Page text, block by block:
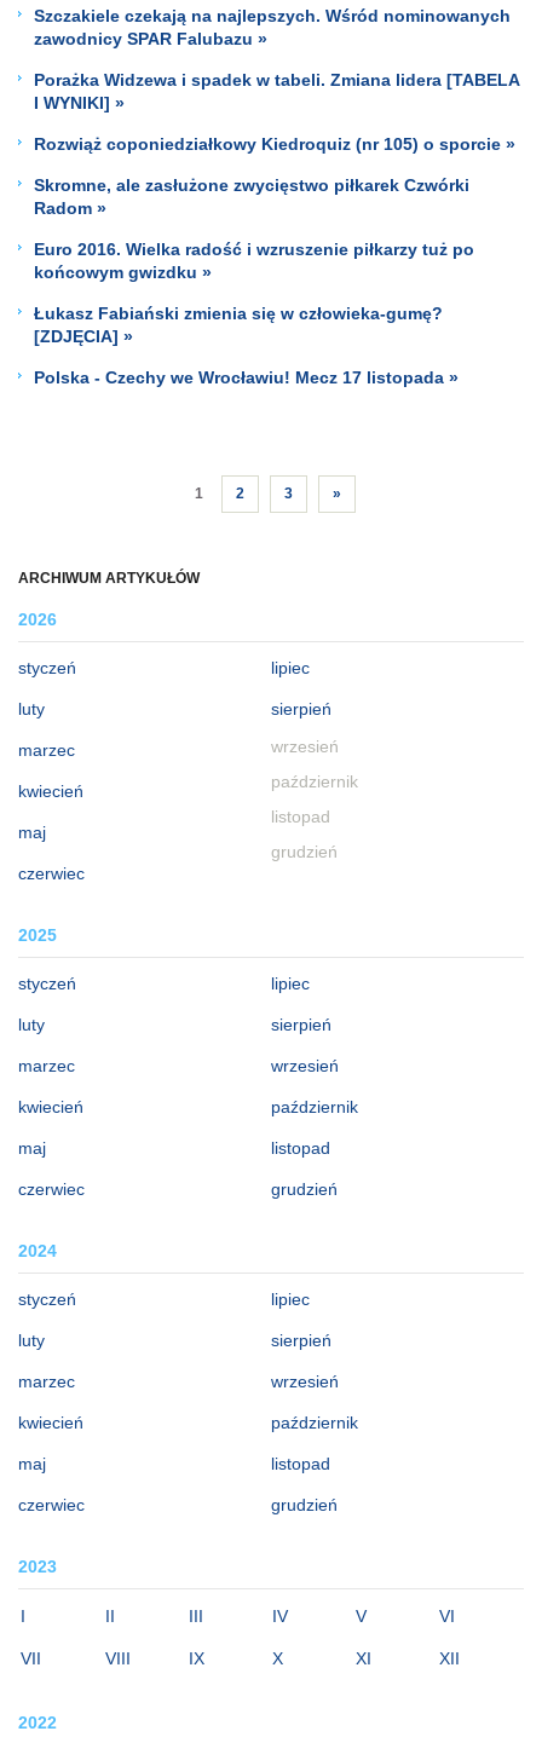
ARCHIWUM ARTYKUŁÓW
2026
styczeń
luty
marzec
kwiecień
maj
czerwiec
lipiec
sierpień
wrzesień
październik
listopad
grudzień
2025
styczeń
luty
marzec
kwiecień
maj
czerwiec
lipiec
sierpień
wrzesień
październik
listopad
grudzień
2024
styczeń
luty
marzec
kwiecień
maj
czerwiec
lipiec
sierpień
wrzesień
październik
listopad
grudzień
2023
I II III IV V VI
VII VIII IX X XI XII
2022
Szczakiele czekają na najlepszych. Wśród nominowanych
zawodnicy SPAR Falubazu »
Porażka Widzewa i spadek w tabeli. Zmiana lidera [TABELA
I WYNIKI] »
Rozwiąż coponiedziałkowy Kiedroquiz (nr 105) o sporcie »
Skromne, ale zasłużone zwycięstwo piłkarek Czwórki
Radom »
Euro 2016. Wielka radość i wzruszenie piłkarzy tuż po
końcowym gwizdku »
Łukasz Fabiański zmienia się w człowieka-gumę?
[ZDJĘCIA] »
Polska - Czechy we Wrocławiu! Mecz 17 listopada »
1 2 3 »